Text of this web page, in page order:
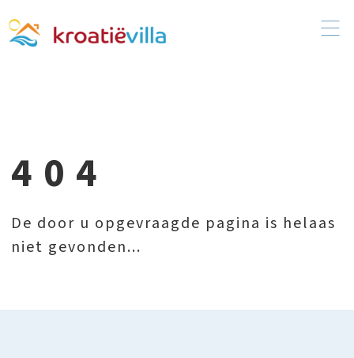
404
De door u opgevraagde pagina is helaas
niet gevonden...